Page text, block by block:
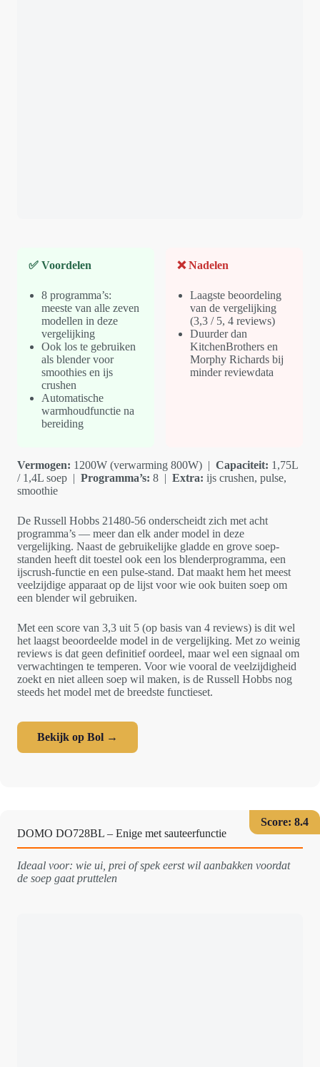
✅ Voordelen
8 programma’s:
meeste van alle zeven
modellen in deze
vergelijking
Ook los te gebruiken
als blender voor
smoothies en ijs
crushen
Automatische
warmhoudfunctie na
bereiding
❌ Nadelen
Laagste beoordeling
van de vergelijking
(3,3 / 5, 4 reviews)
Duurder dan
KitchenBrothers en
Morphy Richards bij
minder reviewdata
Vermogen: 1200W (verwarming 800W) | Capaciteit: 1,75L
/ 1,4L soep | Programma’s: 8 | Extra: ijs crushen, pulse,
smoothie
De Russell Hobbs 21480-56 onderscheidt zich met acht
programma’s — meer dan elk ander model in deze
vergelijking. Naast de gebruikelijke gladde en grove soep-
standen heeft dit toestel ook een los blenderprogramma, een
ijscrush-functie en een pulse-stand. Dat maakt hem het meest
veelzijdige apparaat op de lijst voor wie ook buiten soep om
een blender wil gebruiken.
Met een score van 3,3 uit 5 (op basis van 4 reviews) is dit wel
het laagst beoordeelde model in de vergelijking. Met zo weinig
reviews is dat geen definitief oordeel, maar wel een signaal om
verwachtingen te temperen. Voor wie vooral de veelzijdigheid
zoekt en niet alleen soep wil maken, is de Russell Hobbs nog
steeds het model met de breedste functieset.
Bekijk op Bol →
Score: 8.4
DOMO DO728BL – Enige met sauteerfunctie
Ideaal voor: wie ui, prei of spek eerst wil aanbakken voordat
de soep gaat pruttelen